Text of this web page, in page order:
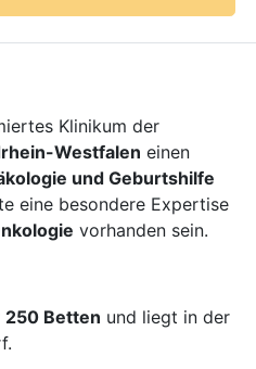
Klinikum der
Westfalen einen
und Geburtshilfe
eine besondere Expertise
vorhanden sein.
250 Betten und liegt in der